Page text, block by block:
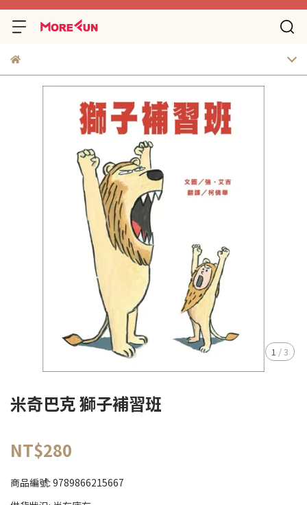
1 /3
米奇巴克 獅子補習班
NT$280
商品編號: 9789866215667